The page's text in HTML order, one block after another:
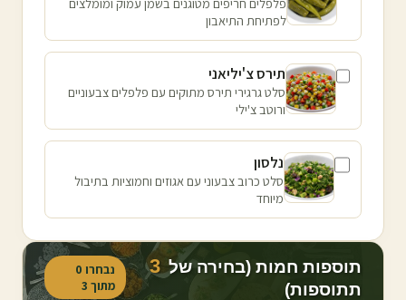
לפתיחת התיאבון
תירס צ'יליאני
סלט גרגירי תירס מתוקים עם פלפלים צבעוניים
ורוטב צ'ילי
נלסון
סלט כרוב צבעוני עם אגוזים וחמוציות בתיבול
מיוחד
תוספות חמות (בחירה של 3
תתוספות)
נבחרו 0
מתוך 3